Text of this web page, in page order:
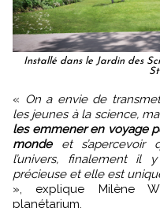
Installé dans le Jardin des
« On a envie de transmettre des connaissances, d’éveiller
les jeunes à la science,
les emmener en voyage
mondeet s’apercevoir
l’univers, finalement
précieuse et elle est
», explique Milène
planétarium.